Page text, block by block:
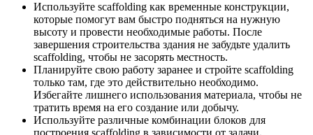
Используйте scaffolding как временные конструкции,
которые помогут вам быстро подняться на нужную
высоту и провести необходимые работы. После
завершения строительства здания не забудьте удалить
scaffolding, чтобы не засорять местность.
Планируйте свою работу заранее и стройте scaffolding
только там, где это действительно необходимо.
Избегайте лишнего использования материала, чтобы не
тратить время на его создание или добычу.
Используйте различные комбинации блоков для